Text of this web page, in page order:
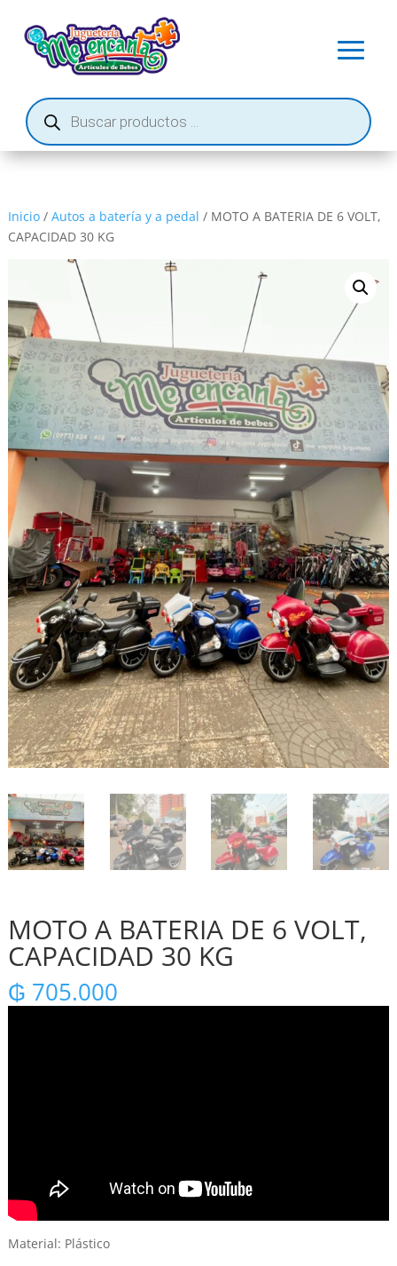
Búsqueda
de
productos
Inicio/ Autos a batería y a pedal / MOTO A BATERIA DE 6 VOLT,
CAPACIDAD 30 KG
MOTO A BATERIA DE 6 VOLT,
CAPACIDAD 30 KG
₲ 705.000
Material: Plástico